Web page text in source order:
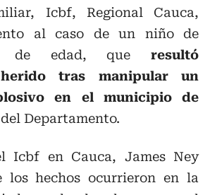
Icbf, Regional Cauca,
al caso de un niño de
de edad, que resultó
herido tras manipular un
en el municipio de
Departamento.
Icbf en Cauca, James Ney
los hechos ocurrieron en la